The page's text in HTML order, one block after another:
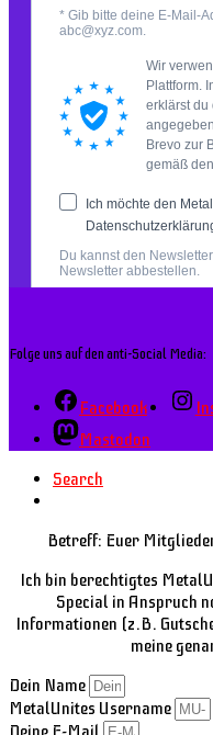
Folge uns auf den anti-Social Media:
Facebook
Mastodon
Search
Betreff: Euer
Ich bin berechtigtes
Special in Anspruch
Informationen (z.B.
meine
Dein Name
MetalUnites Username